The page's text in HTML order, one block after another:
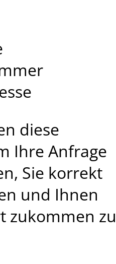
diese
Ihre Anfrage
Sie korrekt
und Ihnen
zukommen zu